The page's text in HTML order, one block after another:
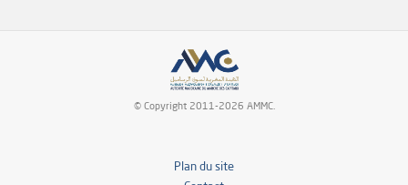
© Copyright 2011-2026 AMMC.
Plan du site